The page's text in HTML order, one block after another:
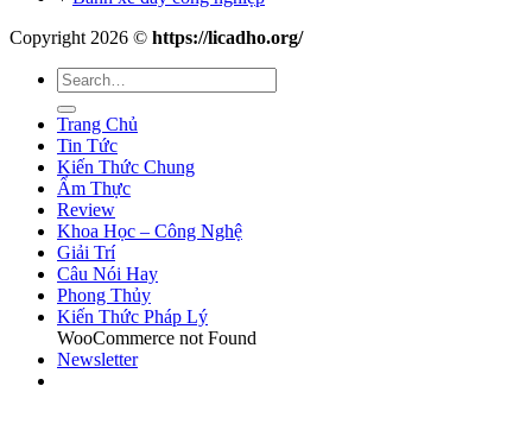
Copyright 2026 © https://licadho.org/
Trang Chủ
Tin Tức
Kiến Thức Chung
Ẩm Thực
Review
Khoa Học – Công Nghệ
Giải Trí
Câu Nói Hay
Phong Thủy
Kiến Thức Pháp Lý
WooCommerce not Found
Newsletter